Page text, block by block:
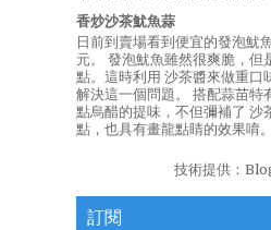
香炒沙茶魷魚蒜
日前到賣場看到便宜的發泡魷
元。 發泡魷魚雖然很爽脆，但
點。這時利用 沙茶醬來做重口
解決這一個問題。 搭配蒜苗特
點烏醋的提味，不但彌補了 沙
點，也具有畫龍點睛的效果唷。
技術提供：
訂閱